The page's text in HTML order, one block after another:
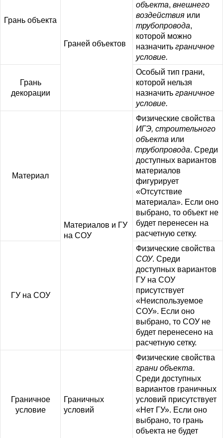
Грань объекта
Граней объектов
объекта, внешнего
воздействия или
трубопровода,
которой можно
назначить граничное
условие.
Грань
декорации
Особый тип грани,
которой нельзя
назначить граничное
условие.
Материал
Материалов и ГУ
на СОУ
Физические свойства
ИГЭ, строительного
объекта или
трубопровода. Среди
доступных вариантов
материалов
фигурирует
«Отсутствие
материала». Если оно
выбрано, то объект не
будет перенесен на
расчетную сетку.
ГУ на СОУ
Физические свойства
СОУ. Среди
доступных вариантов
ГУ на СОУ
присутствует
«Неиспользуемое
СОУ». Если оно
выбрано, то СОУ не
будет перенесено на
расчетную сетку.
Граничное
условие
Граничных
условий
Физические свойства
грани объекта.
Среди доступных
вариантов граничных
условий присутствует
«Нет ГУ». Если оно
выбрано, то грань
объекта не будет